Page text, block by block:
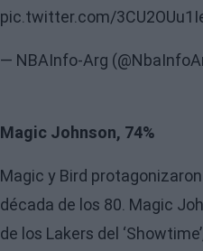
pic.twitter.com/
— NBAInfo-Arg
Magic Johnson, 74%
Magic y Bird
década de los 80. Magic
de los Lakers del